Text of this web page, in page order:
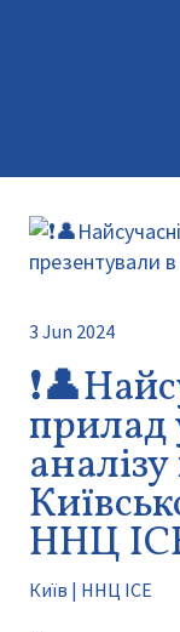
3 Jun 2024
прилад
ННЦ
Київ | ННЦ ІСЕ